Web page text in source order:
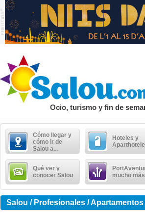
Ocio, turismo y fin de
Cómo llegar y
cómo ir de
Salou a...
Hoteles y
Qué ver y
conocer Salou
mucho más
Salou / Profesionales /